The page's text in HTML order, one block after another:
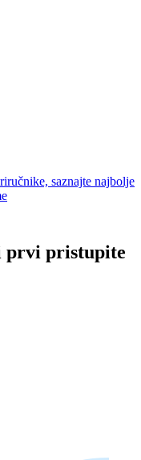
saznajte najbolje
prvi pristupite